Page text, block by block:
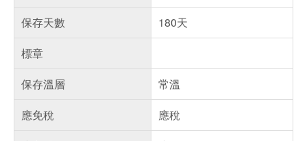
保存天數
180天
標章
保存溫層
常溫
應免稅
應稅